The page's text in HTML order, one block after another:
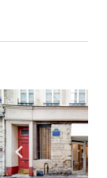
next slide
Show